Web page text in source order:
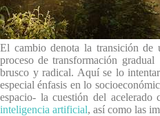
El cambio denota la transición de
proceso de transformación
brusco y radical. Aquí se lo
especial énfasis en lo
espacio- la cuestión del
inteligencia artificial, así como las